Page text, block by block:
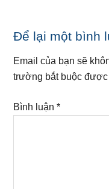
Reader
Interactions
Để lại một bình
Email của bạn sẽ
trường bắt buộc
Bình luận*